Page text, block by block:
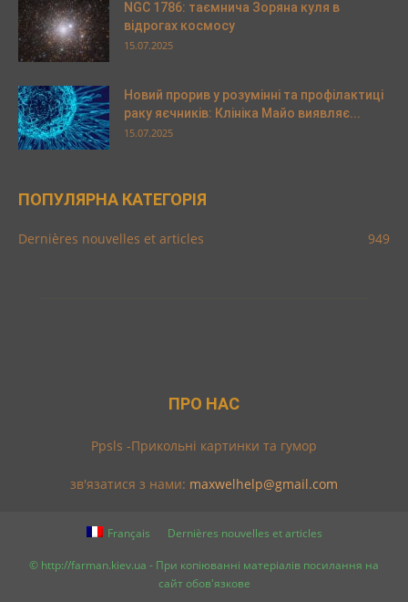
NGC 1786: таємнича Зоряна куля в
відрогах космосу
15.07.2025
Новий прорив у розумінні та профілактиці
раку яєчників: Клініка Майо виявляє...
15.07.2025
ПОПУЛЯРНА КАТЕГОРІЯ
Dernières nouvelles et articles 949
ПРО НАС
Ppsls -Прикольні картинки та гумор
зв'язатися з нами: maxwelhelp@gmail.com
Français Dernières nouvelles et articles
© http://farman.kiev.ua - При копіюванні матеріалів посилання на
сайт обов'язкове